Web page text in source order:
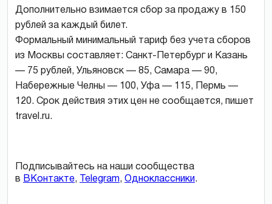
Дополнительно взимается сбор за продажу в 150
рублей за каждый билет.
Формальный минимальный тариф без учета сборов
из Москвы составляет: Санкт-Петербург и Казань
— 75 рублей, Ульяновск — 85, Самара — 90,
Набережные Челны — 100, Уфа — 115, Пермь —
120. Срок действия этих цен не сообщается, пишет
travel.ru.
Подписывайтесь на наши сообщества
в ВКонтакте, Telegram, Одноклассники.